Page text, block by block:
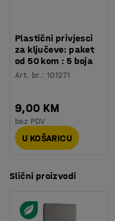
vune koje upija buku i
od 100% poliestera.
Težina: 18 kg
Montaža: Dolazi
Testirano: ISO 354, EN
Plastični privjesci
za ključeve: paket
od 50 kom : 5 boja
Art. br.:101271
9,00 KM
bez PDV
U KOŠARICU
Slični proizvodi